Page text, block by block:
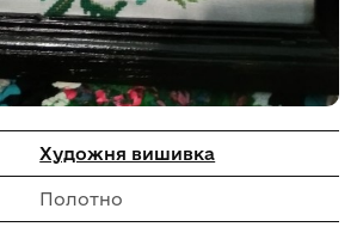
Художня вишивка
Полотно